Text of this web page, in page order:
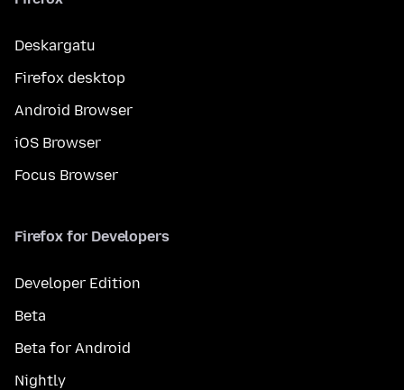
Deskargatu
Firefox desktop
Android Browser
iOS Browser
Focus Browser
Firefox for Developers
Developer Edition
Beta
Beta for Android
Nightly